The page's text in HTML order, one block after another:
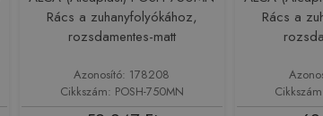
Rács a zuhanyfolyókához,
rozsdamentes-matt
Azonosító: 178208
Cikkszám: POSH-750MN
Rács a